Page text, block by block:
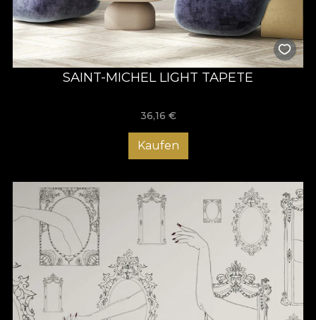
SAINT-MICHEL LIGHT TAPETE
36,16 €
Kaufen